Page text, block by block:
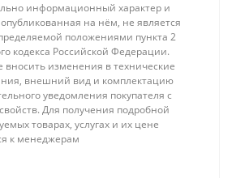
информационный характер и
на нём, не является
положениями пункта 2
кодекса Российской Федерации.
вносить изменения в технические
внешний вид и комплектацию
уведомления покупателя с
Для получения подробной
товарах, услугах и их цене
к менеджерам